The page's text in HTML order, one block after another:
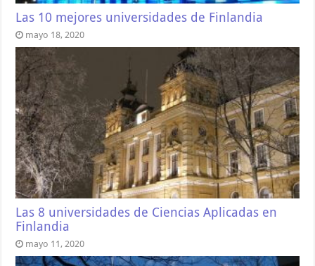
Las 10 mejores universidades de Finlandia
mayo 18, 2020
Las 8 universidades de Ciencias Aplicadas en
Finlandia
mayo 11, 2020